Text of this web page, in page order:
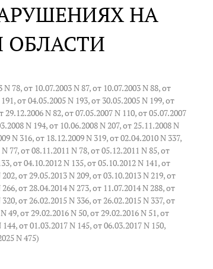
НА
ОБЛАСТИ
78, от 10.07.2003 N 87, от 10.07.2003 N 88, от
от 04.05.2005 N 193, от 30.05.2005 N 199, от
N 82, от 07.05.2007 N 110, от 05.07.2007
N 194, от 10.06.2008 N 207, от 25.11.2008 N
N 316, от 18.12.2009 N 319, от 02.04.2010 N 337,
77, от 08.11.2011 N 78, от 05.12.2011 N 85, от
от 04.10.2012 N 135, от 05.10.2012 N 141, от
от 29.05.2013 N 209, от 03.10.2013 N 219, от
от 28.04.2014 N 273, от 11.07.2014 N 288, от
от 26.02.2015 N 336, от 26.02.2015 N 337, от
49, от 29.02.2016 N 50, от 29.02.2016 N 51, от
от 01.03.2017 N 145, от 06.03.2017 N 150,
N 475)